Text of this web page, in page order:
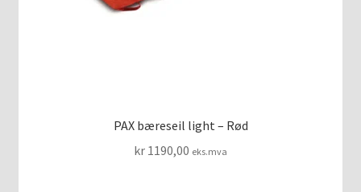
PAX bæreseil light – Rød
kr 1190,00 eks.mva